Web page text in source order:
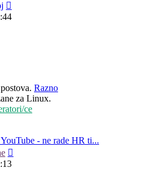
Razno
za Linux.
ce
- ne rade HR ti...